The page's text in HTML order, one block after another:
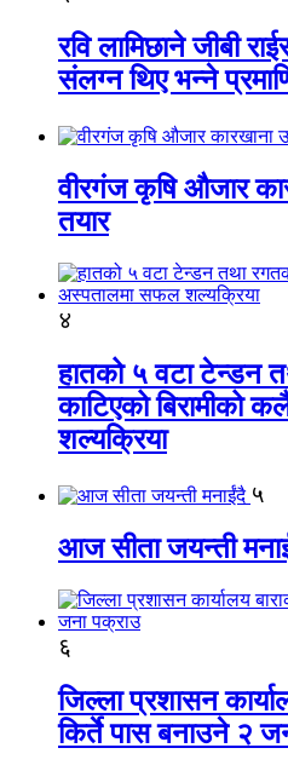
रवि लामिछाने जीबी
संलग्न थिए भन्ने
वीरगंज कृषि औजार
तयार
४
हातको ५ वटा टेन्डन
काटिएको बिरामीको
शल्यक्रिया
५
आज सीता जयन्ती
६
जिल्ला प्रशासन
किर्ते पास बनाउने २